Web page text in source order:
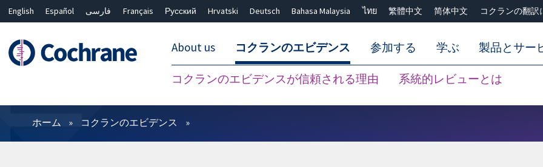
English Español فارسی Français Русский Hrvatski Deutsch Bahasa Malaysia ไทย 繁體中文 简体中文 コクランの翻訳
About us コクランのエビデンス
コクランのエビデンスが信頼される理由 系統的レビューとは
参加する 学ぶ 製品とサー
フィルター
ホーム コクランのエビデンス